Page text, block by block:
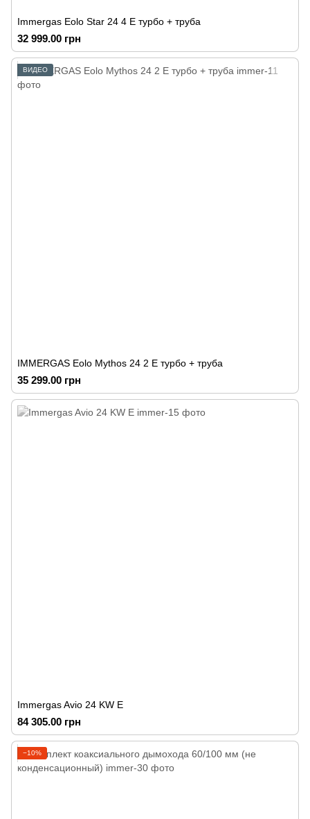
Immergas Eolo Star 24 4 E турбо + труба
32 999.00 грн
ВИДЕО
IMMERGAS Eolo Mythos 24 2 E турбо + труба
35 299.00 грн
Immergas Avio 24 KW Е
84 305.00 грн
−10%